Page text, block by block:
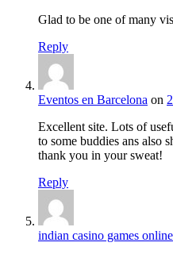
Glad to be one of many
Reply
Eventos en Barcelona on
Excellent site. Lots of
to some buddies ans also
thank you in your sweat!
Reply
indian casino games online